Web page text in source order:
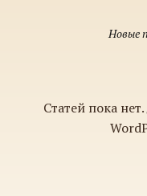
Новые
Статей пока